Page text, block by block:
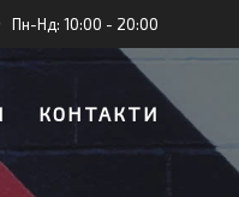
Пн-Нд: 10:00 - 20:00
КОНТАКТИ